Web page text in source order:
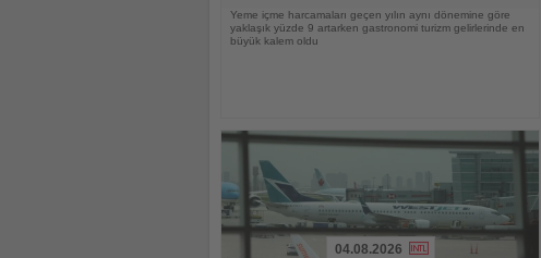
Yeme içme harcamaları geçen yılın aynı dönemine göre
yaklaşık yüzde 9 artarken gastronomi turizm gelirlerinde en
büyük kalem oldu
04.08.2026